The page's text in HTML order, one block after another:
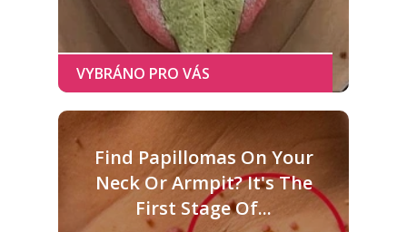
Find Papillomas On Your
Neck Or Armpit? It's The
First Stage Of...